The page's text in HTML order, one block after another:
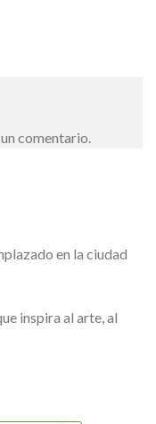
comentario.
en la ciudad
inspira al arte, al